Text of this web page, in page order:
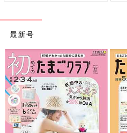
があります。あらかじめご了承くださ
※記事の内容は記載当時の情報であり
ます。
最新号